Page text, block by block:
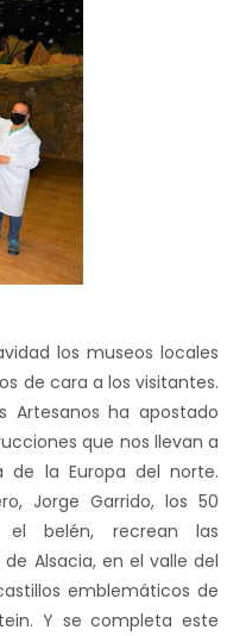
los museos locales
de cara a los visitantes.
Artesanos ha apostado
que nos llevan a
la Europa del norte.
Jorge Garrido, los 50
el belén, recrean las
Alsacia, en el valle del
emblemáticos de
Y se completa este